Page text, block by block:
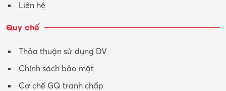
Y tế-Dược
Liên hệ
Quy chế
Thỏa thuận sử dụng DV
Chính sách bảo mật
Cơ chế GQ tranh chấp